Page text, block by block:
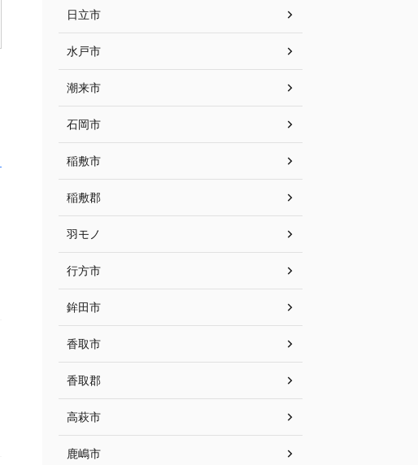
日立市
水戸市
潮来市
石岡市
稲敷市
稲敷郡
羽モノ
行方市
鉾田市
香取市
香取郡
高萩市
鹿嶋市